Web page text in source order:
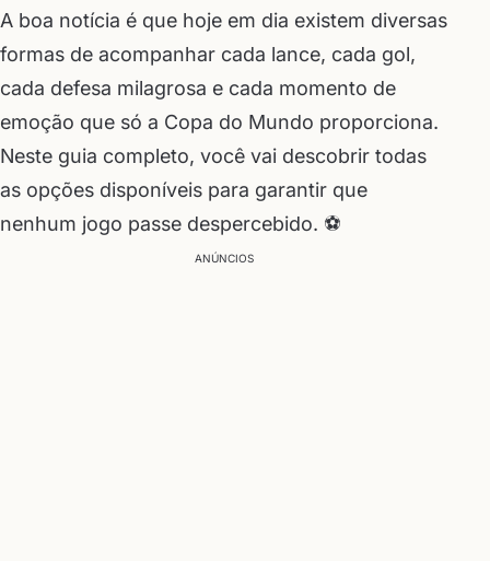
A boa notícia é que hoje em dia existem diversas
formas de acompanhar cada lance, cada gol,
cada defesa milagrosa e cada momento de
emoção que só a Copa do Mundo proporciona.
Neste guia completo, você vai descobrir todas
as opções disponíveis para garantir que
nenhum jogo passe despercebido. ⚽
ANÚNCIOS